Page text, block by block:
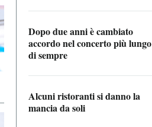
Dopo due anni è cambiato
accordo nel concerto più lungo
di sempre
Alcuni ristoranti si danno la
mancia da soli